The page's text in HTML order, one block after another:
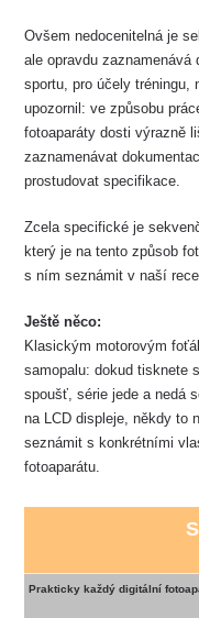
Ovšem nedocenitelná je
ale opravdu
sportu, pro účely tréningu,
upozornil: ve způsobu
fotoaparáty dosti výrazně
zaznamenávat
prostudovat specifikace.
Zcela specifické je
který je na tento způsob
s ním seznámit v naší
Ještě něco:
Klasickým motorovým
samopalu: dokud tisknete
spoušť, série jede a nedá
na LCD displeje, někdy to
seznámit s konkrétními
fotoaparátu.
Prakticky každý digitální